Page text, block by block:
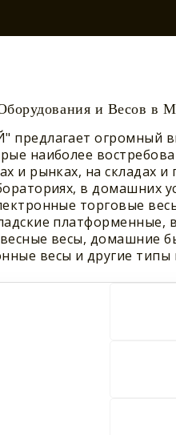
и Весов в
предлагает огромный
наиболее
и рынках, на складах
в домашних
торговые
платформенные,
весы, домашние
весы и другие типы